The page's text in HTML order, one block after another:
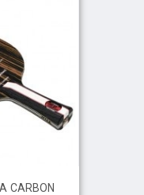
CARBON